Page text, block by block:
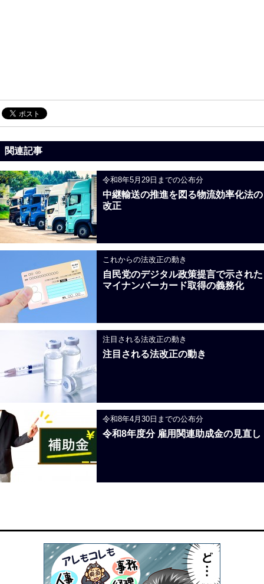
関連記事
令和8年5月29日までの公布分
中継輸送の推進を図る物流効率化法の
改正
これからの法改正の動き
自民党のデジタル政策提言で示された
マイナンバーカード取得の義務化
注目される法改正の動き
注目される法改正の動き
令和8年4月30日までの公布分
令和8年度分 雇用関連助成金の見直し